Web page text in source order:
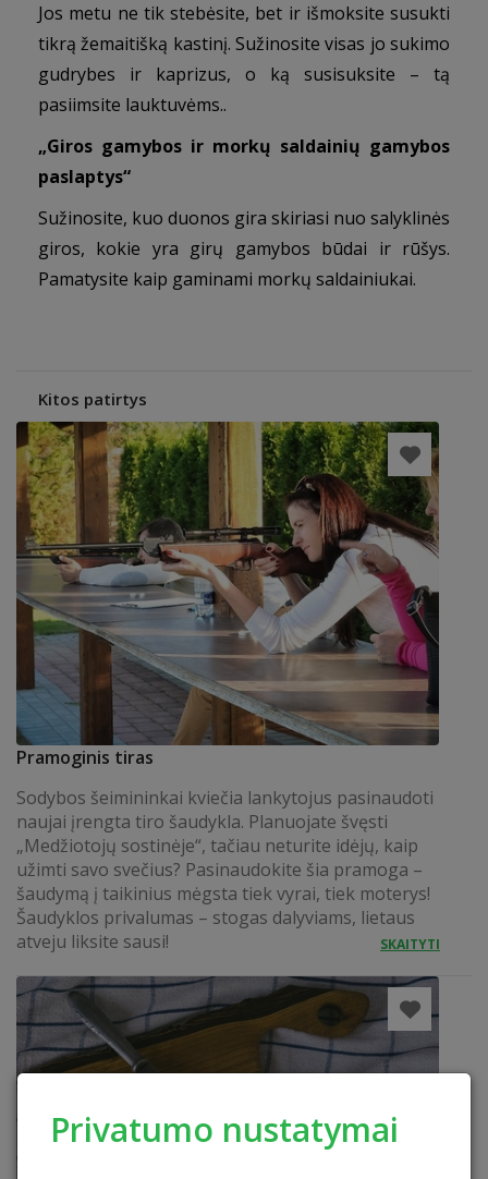
Privatumo nustatymai
Jos metu ne tik stebėsite, bet ir išmoksite susukti
tikrą žemaitišką kastinį. Sužinosite visas jo sukimo
gudrybes ir kaprizus, o ką susisuksite – tą
pasiimsite lauktuvėms..
„Giros gamybos ir morkų saldainių gamybos
paslaptys“
Sužinosite, kuo duonos gira skiriasi nuo salyklinės
giros, kokie yra girų gamybos būdai ir rūšys.
Pamatysite kaip gaminami morkų saldainiukai.
Kitos patirtys
Pramoginis tiras
Sodybos šeimininkai kviečia lankytojus pasinaudoti
naujai įrengta tiro šaudykla. Planuojate švęsti
„Medžiotojų sostinėje“, tačiau neturite idėjų, kaip
užimti savo svečius? Pasinaudokite šia pramoga –
šaudymą į taikinius mėgsta tiek vyrai, tiek moterys!
Šaudyklos privalumas – stogas dalyviams, lietaus
atveju liksite sausi!
SKAITYTI